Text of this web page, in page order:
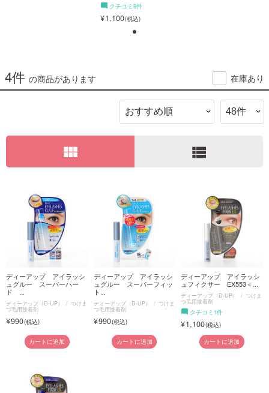
クチコミ9件
1,100
4件 の商品があります 在庫あり
view_module view_list
ディーアップ アイラッシ
ュグルー スーパーハー
ド ...
ディーアップ（D-UP） つけま
つ毛用接着剤
990
カートに追加
ディーアップ アイラッシ
ュグルー スーパーフィッ
ト...
ディーアップ（D-UP） つけま
つ毛用接着剤
990
カートに追加
ディーアップ アイラッシ
ュフィクサー EX553＜...
ディーアップ（D-UP） つけま
つ毛用接着剤
クチコミ1件
1,100
カートに追加